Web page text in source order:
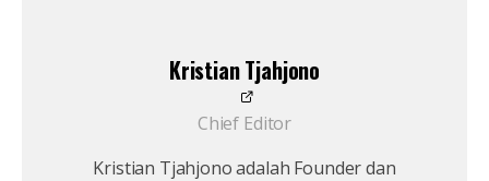
Kristian Tjahjono
Chief Editor
Kristian Tjahjono adalah Founder dan